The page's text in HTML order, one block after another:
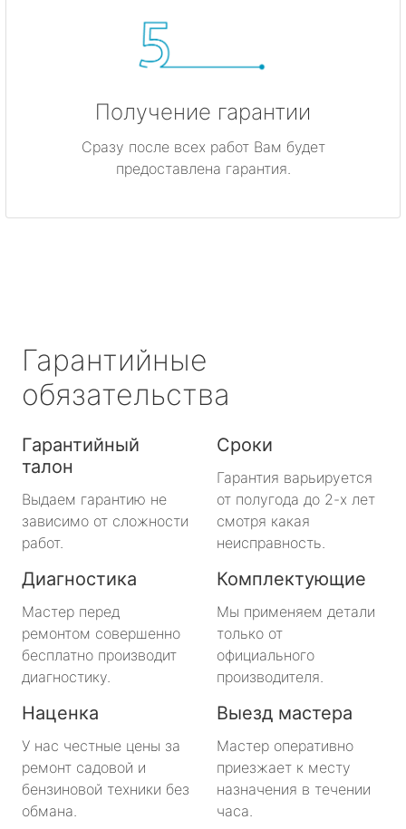
Получение гарантии
Сразу после всех работ Вам будет
предоставлена гарантия.
Гарантийные
обязательства
Гарантийный
талон
Выдаем гарантию не
зависимо от сложности
работ.
Сроки
Гарантия варьируется
от полугода до 2-х лет
смотря какая
неисправность.
Диагностика
Мастер перед
ремонтом совершенно
бесплатно производит
диагностику.
Комплектующие
Мы применяем детали
только от
официального
производителя.
Наценка
У нас честные цены за
ремонт садовой и
бензиновой техники без
обмана.
Выезд мастера
Мастер оперативно
приезжает к месту
назначения в течении
часа.